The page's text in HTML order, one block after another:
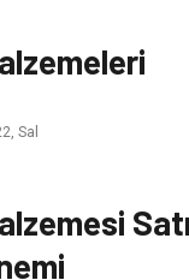
Sal